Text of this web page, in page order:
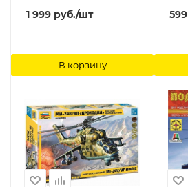
1 999 руб./шт
В корзину
599